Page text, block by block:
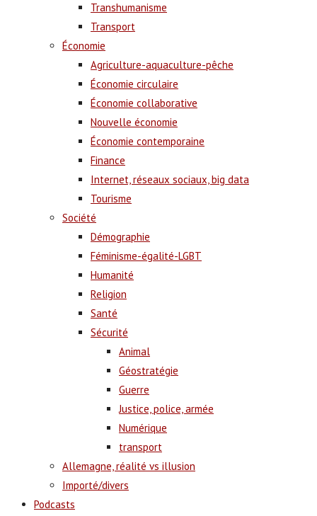
Transhumanisme
Transport
Économie
Agriculture-aquaculture-pêche
Économie circulaire
Économie collaborative
Nouvelle économie
Économie contemporaine
Finance
Internet, réseaux sociaux, big data
Tourisme
Société
Démographie
Féminisme-égalité-LGBT
Humanité
Religion
Santé
Sécurité
Animal
Géostratégie
Guerre
Justice, police, armée
Numérique
transport
Allemagne, réalité vs illusion
Importé/divers
Podcasts